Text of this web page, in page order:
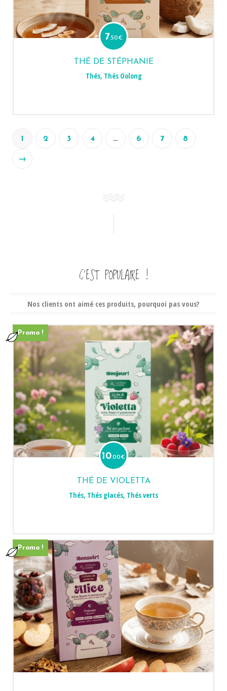
7.50€
THÉ DE STÉPHANIE
Thés, Thés Oolong
1 2 3 4 … 6 7 8
→
C’EST POPULAIRE !
Nos clients ont aimé ces produits, pourquoi pas vous?
Promo !
10.00€
THÉ DE VIOLETTA
Thés, Thés glacés, Thés verts
Promo !